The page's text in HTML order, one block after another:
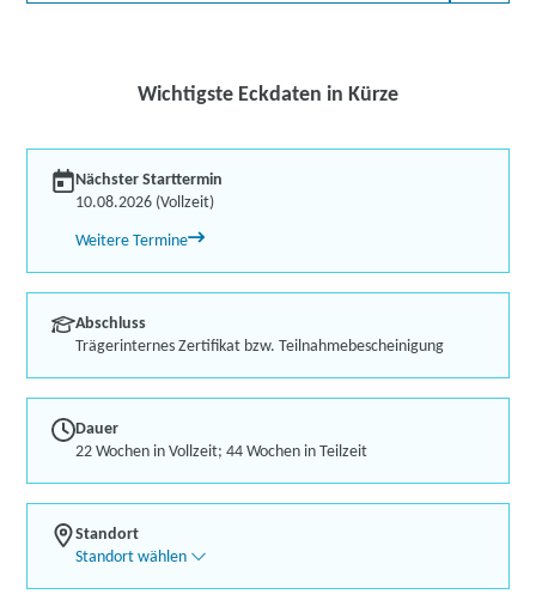
Wichtigste Eckdaten in Kürze
Nächster Starttermin
10.08.2026 (Vollzeit)
Weitere Termine
Abschluss
Trägerinternes Zertifikat bzw. Teilnahmebescheinigung
Dauer
22 Wochen in Vollzeit; 44 Wochen in Teilzeit
Standort
Standort wählen